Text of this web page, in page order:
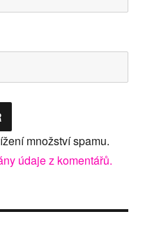
množství spamu.
údaje z komentářů.